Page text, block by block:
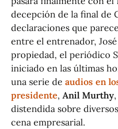
decepción de la final de
declaraciones que
entre el entrenador,
propiedad, el periódico
iniciado en las últimas
una serie de audios en
presidente, Anil Murthy
distendida sobre
cena empresarial.